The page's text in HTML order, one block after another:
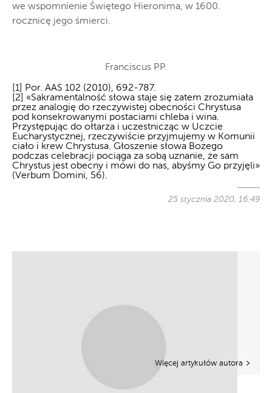
we wspomnienie Świętego Hieronima, w 1600.
rocznicę jego śmierci.
Franciscus PP.
[1] Por. AAS 102 (2010), 692-787.
[2] «Sakramentalność słowa staje się zatem zrozumiała
przez analogię do rzeczywistej obecności Chrystusa
pod konsekrowanymi postaciami chleba i wina.
Przystępując do ołtarza i uczestnicząc w Uczcie
Eucharystycznej, rzeczywiście przyjmujemy w Komunii
ciało i krew Chrystusa. Głoszenie słowa Bożego
podczas celebracji pociąga za sobą uznanie, że sam
Chrystus jest obecny i mówi do nas, abyśmy Go przyjęli»
(Verbum Domini, 56).
25 stycznia 2020, 16:49
Więcej artykułów autora